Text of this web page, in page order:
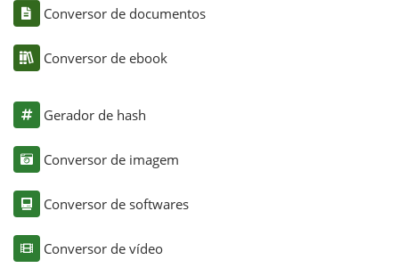
Conversor de documentos
Conversor de ebook
Gerador de hash
Conversor de imagem
Conversor de softwares
Conversor de vídeo